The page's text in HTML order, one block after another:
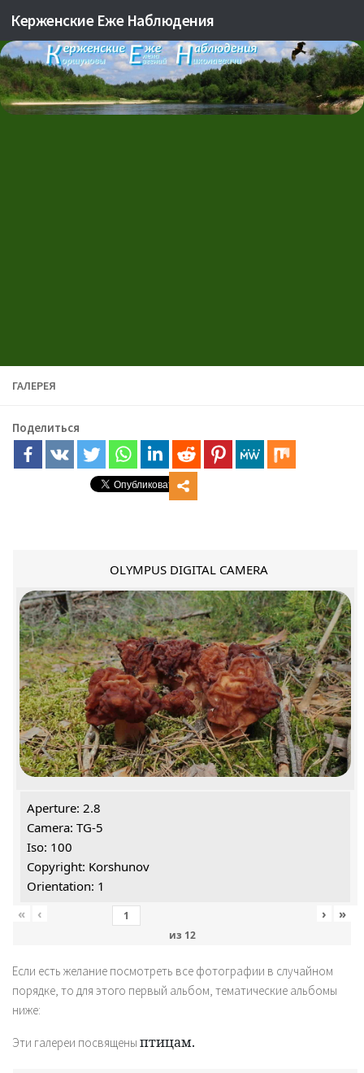
Skip to content
Керженские Еже Наблюдения
ГАЛЕРЕЯ
Поделиться
OLYMPUS DIGITAL CAMERA
Aperture: 2.8
Camera: TG-5
Iso: 100
Copyright: Korshunov
Orientation: 1
«
‹
из 12
› »
Если есть желание посмотреть все фотографии в случайном
порядке, то для этого первый альбом, тематические альбомы
ниже:
Эти галереи посвящены птицам.